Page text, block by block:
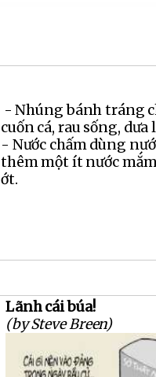
- Nhúng bánh tráng
cuốn cá, rau sống, dưa
- Nước chấm dùng
thêm một ít nước
ớt.
Lãnh cái búa!
(by Steve Breen)